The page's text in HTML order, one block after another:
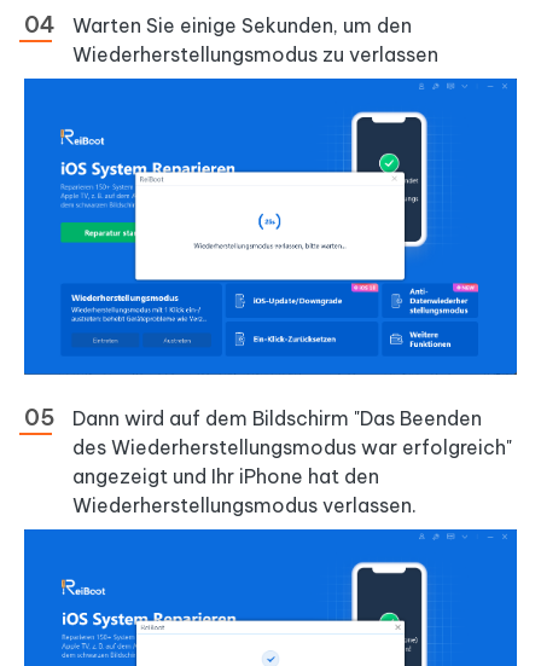
Warten Sie einige Sekunden, um den
Wiederherstellungsmodus zu verlassen
Dann wird auf dem Bildschirm "Das Beenden
des Wiederherstellungsmodus war erfolgreich"
angezeigt und Ihr iPhone hat den
Wiederherstellungsmodus verlassen.